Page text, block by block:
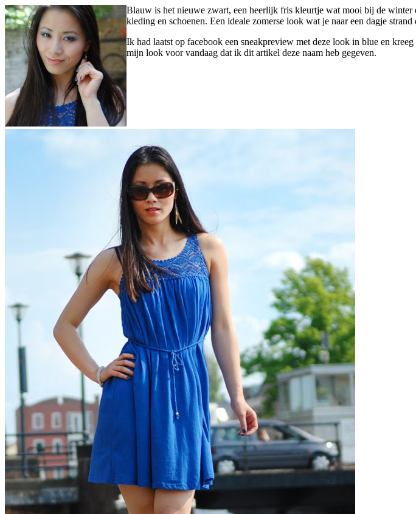
Blauw is het nieuwe zwart, een heerlijk fris kleurtje wat mooi bij de
kleding en schoenen. Een ideale zomerse look wat je naar een dagje strand
Ik had laatst op facebook een sneakpreview met deze look in blue en
mijn look voor vandaag dat ik dit artikel deze naam heb gegeven.